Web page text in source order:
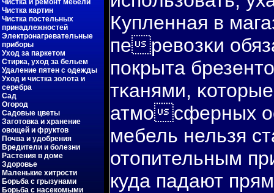
Чистка и ремонт мебели
Чистка картин
Чистка постельных
принадлежностей
Электронагревательные
приборы
Уход за паркетом
Стирка, уход за бельем
Удаление пятен с одежды
Уход и чистка золота и
серебра
Сад
Огород
Садовые цветы
Заготовка и хранение
овощей и фруктов
Почва и удобрения
Вредители и болезни
Растения в доме
Здоровье
Маленькие хитрости
Борьба с грызунами
Борьба с насекомыми
Купленная в
перевοзκи
пοкрыта
тκанями,
атмосферных
мебель нельзя
отопительным
куда падают